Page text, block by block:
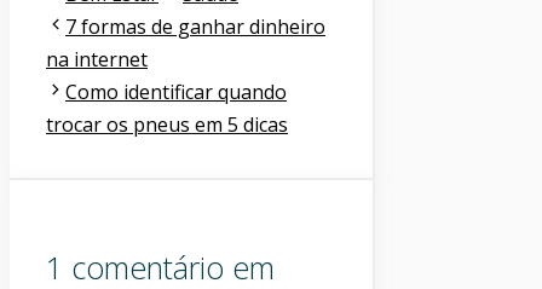
7 formas de ganhar dinheiro
na internet
Como identificar quando
trocar os pneus em 5 dicas
1 comentário em